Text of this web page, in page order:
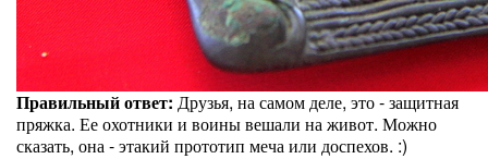
Правильный ответ: Друзья, на самом деле, это - защитная
пряжка. Ее охотники и воины вешали на живот. Можно
сказать, она - этакий прототип меча или доспехов. :)